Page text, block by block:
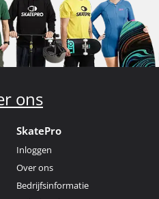
ons
SkatePro
Inloggen
Over ons
Bedrijfsinformatie